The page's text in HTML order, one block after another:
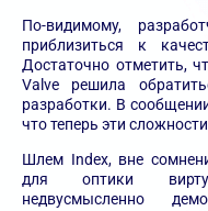
По-видимому,
приблизиться к
Достаточно отметить,
Valve решила
разработки. В
что теперь эти
Шлем Index, вне
для оптики
недвусмысленно